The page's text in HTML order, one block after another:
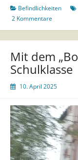
Befindlichkeiten
2 Kommentare
Mit dem
Schulklasse
10. April 2025